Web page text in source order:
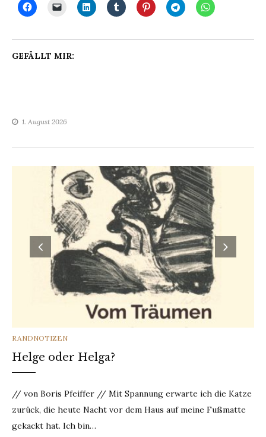
GEFÄLLT MIR:
1. August 2026
CATEGORIES
RANDNOTIZEN
Helge oder Helga?
// von Boris Pfeiffer // Mit Spannung erwarte ich die Katze
zurück, die heute Nacht vor dem Haus auf meine Fußmatte
gekackt hat. Ich bin…